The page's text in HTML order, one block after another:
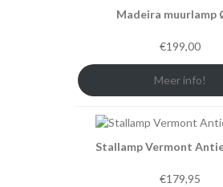
Madeira muurlamp
€199,00
Meer info!
Stallamp Vermont
€179,95